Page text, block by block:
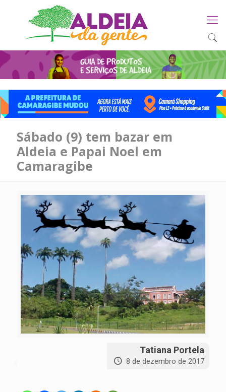
Sábado (9) tem bazar em
Aldeia e Papai Noel em
Camaragibe
Tatiana Portela
8 de dezembro de 2017